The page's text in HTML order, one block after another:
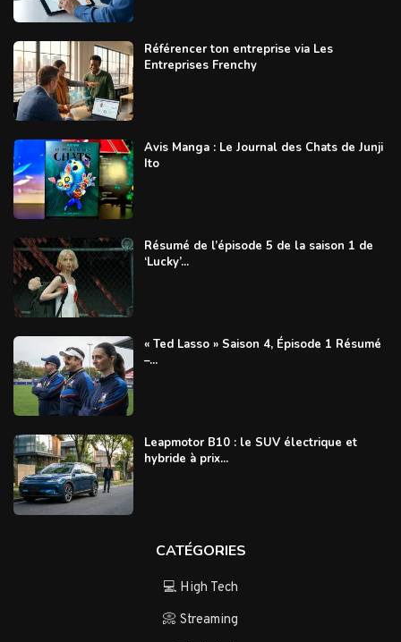
Référencer ton entreprise via Les
Entreprises Frenchy
Avis Manga : Le Journal des Chats de Junji
Ito
Résumé de l’épisode 5 de la saison 1 de
‘Lucky’...
« Ted Lasso » Saison 4, Épisode 1 Résumé
–...
Leapmotor B10 : le SUV électrique et
hybride à prix...
CATÉGORIES
💻 High Tech
📀 Streaming